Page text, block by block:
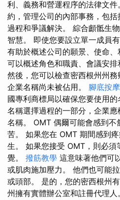
利、義務和營運程序的法律文
約，管理公司的內部事務，包
過程和爭議解決。 綜合顱骶生
智慧。 即使您要設立單一成員
有助於概述公司的願景、使命
可以概述角色和職責、會議安排
然後，您可以檢查密西根州州
企業名稱尚未被佔用。 腳底按
國專利商標局以確保您要使用
名稱選擇過程的一部分，企業
名稱。 OMT 偶爾可能會感到不
苦。 如果您在 OMT 期間感到
生。 如果您接受 OMT，則必
覺。 撥筋教學 這意味著他們可
或肌肉施加壓力。 他們也可能
或頭部。 是的，您的密西根州
州擁有實體辦公室和註冊代理